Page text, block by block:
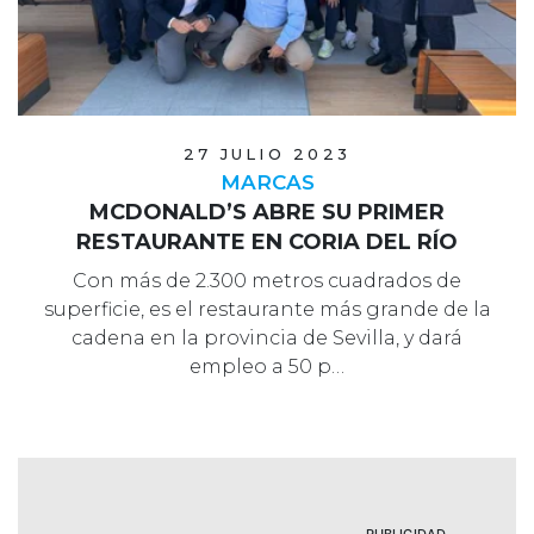
27 JULIO 2023
MARCAS
MCDONALD’S ABRE SU PRIMER
RESTAURANTE EN CORIA DEL RÍO
Con más de 2.300 metros cuadrados de
superficie, es el restaurante más grande de la
cadena en la provincia de Sevilla, y dará
empleo a 50 p…